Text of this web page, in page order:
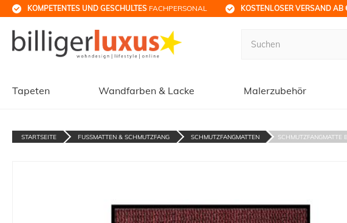
KOMPETENTES UND GESCHULTES FACHPERSONAL KOSTENLOSER VERSAND AB
Tapeten Wandfarben & Lacke Malerzubehör
STARTSEITE FUSSMATTEN & SCHMUTZFANG SCHMUTZFANGMATTEN SCHMUTZFANGMATTE